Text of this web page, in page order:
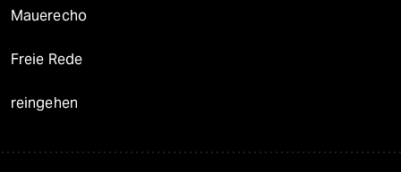
Mauerecho
Freie Rede
reingehen